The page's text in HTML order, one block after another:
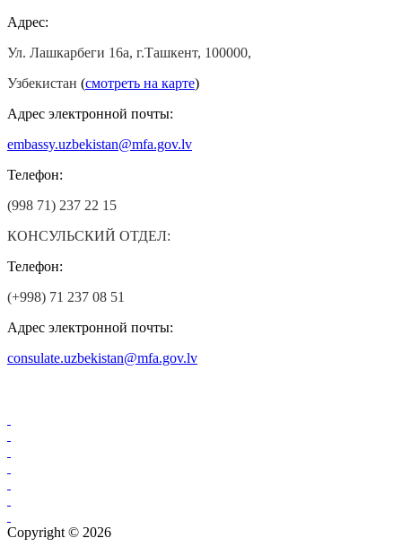
Адрес:
Ул. Лашкарбеги 16а, г.Ташкент, 100000,
Узбекистан (смотреть на карте)
Адрес электронной почты:
embassy.uzbekistan@mfa.gov.lv
Телефон:
(998 71) 237 22 15
КОНСУЛЬСКИЙ ОТДЕЛ:
Телефон:
(+998) 71 237 08 51
Адрес электронной почты:
consulate.uzbekistan@mfa.gov.lv
Copyright © 2026